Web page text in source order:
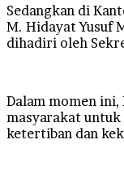
Sedangkan di
M. Hidayat Yusuf
dihadiri oleh
Dalam momen
masyarakat untuk
ketertiban dan